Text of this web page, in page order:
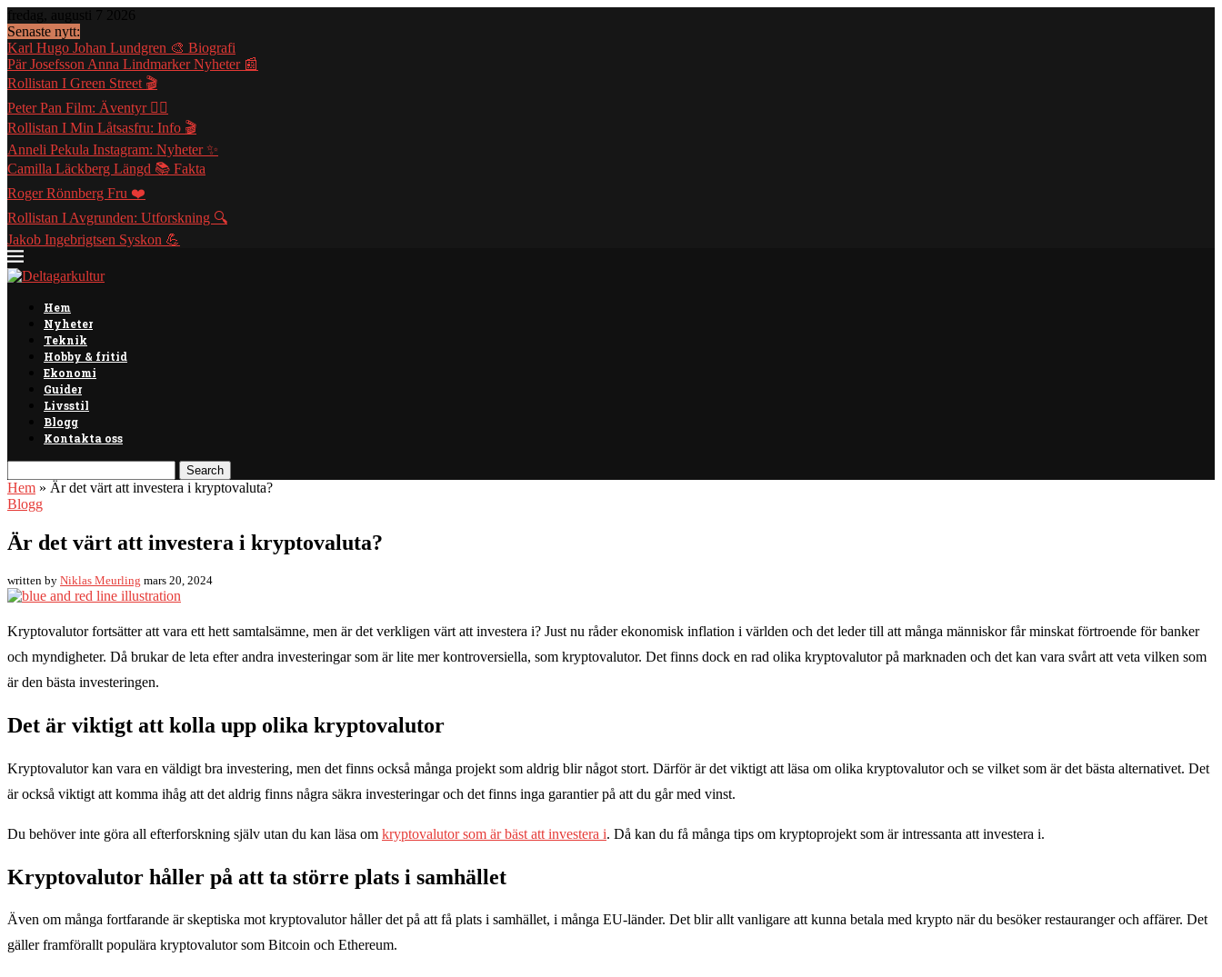
Senaste nytt:
Karl Hugo Johan Lundgren 🎨 Biografi
Pär Josefsson Anna Lindmarker Nyheter 📰
Rollistan I Green Street 🎬
Peter Pan Film: Äventyr 🧚‍♂️
Rollistan I Min Låtsasfru: Info 🎬
Anneli Pekula Instagram: Nyheter ✨
Camilla Läckberg Längd 📚 Fakta
Roger Rönnberg Fru ❤️
Rollistan I Avgrunden: Utforskning 🔍
Jakob Ingebrigtsen Syskon 💪
Hem
Nyheter
Teknik
Hobby & fritid
Ekonomi
Guider
Livsstil
Blogg
Kontakta oss
Hem » Är det värt att investera i kryptovaluta?
Blogg
Är det värt att investera i kryptovaluta?
written by Niklas Meurling mars 20, 2024
Kryptovalutor fortsätter att vara ett hett samtalsämne, men är det verkligen värt att investera i? Just nu råder ekonomisk inflation i världen och det leder till att många människor får minskat förtroende för banker
och myndigheter. Då brukar de leta efter andra investeringar som är lite mer kontroversiella, som kryptovalutor. Det finns dock en rad olika kryptovalutor på marknaden och det kan vara svårt att veta vilken som
är den bästa investeringen.
Det är viktigt att kolla upp olika kryptovalutor
Kryptovalutor kan vara en väldigt bra investering, men det finns också många projekt som aldrig blir något stort. Därför är det viktigt att läsa om olika kryptovalutor och se vilket som är det bästa alternativet. Det
är också viktigt att komma ihåg att det aldrig finns några säkra investeringar och det finns inga garantier på att du går med vinst.
Du behöver inte göra all efterforskning själv utan du kan läsa om kryptovalutor som är bäst att investera i. Då kan du få många tips om kryptoprojekt som är intressanta att investera i.
Kryptovalutor håller på att ta större plats i samhället
Även om många fortfarande är skeptiska mot kryptovalutor håller det på att få plats i samhället, i många EU-länder. Det blir allt vanligare att kunna betala med krypto när du besöker restauranger och affärer. Det
gäller framförallt populära kryptovalutor som Bitcoin och Ethereum.